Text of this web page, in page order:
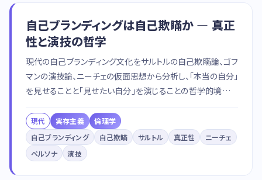
自己ブランディングは自己欺瞞か — 真正
性と演技の哲学
現代の自己ブランディング文化をサルトルの自己欺瞞論、ゴフ
マンの演技論、ニーチェの仮面思想から分析し、「本当の自分」
を見せることと「見せたい自分」を演じることの哲学的境界を
現代 実存主義
倫理学
自己ブランディング
自己欺瞞 サルトル 真正性
ニーチェ
ペルソナ
演技